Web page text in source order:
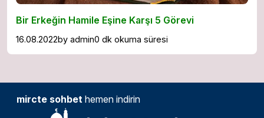
Bir Erkeğin Hamile Eşine Karşı 5 Görevi
16.08.2022by admin0 dk okuma süresi
mircte sohbet hemen indirin